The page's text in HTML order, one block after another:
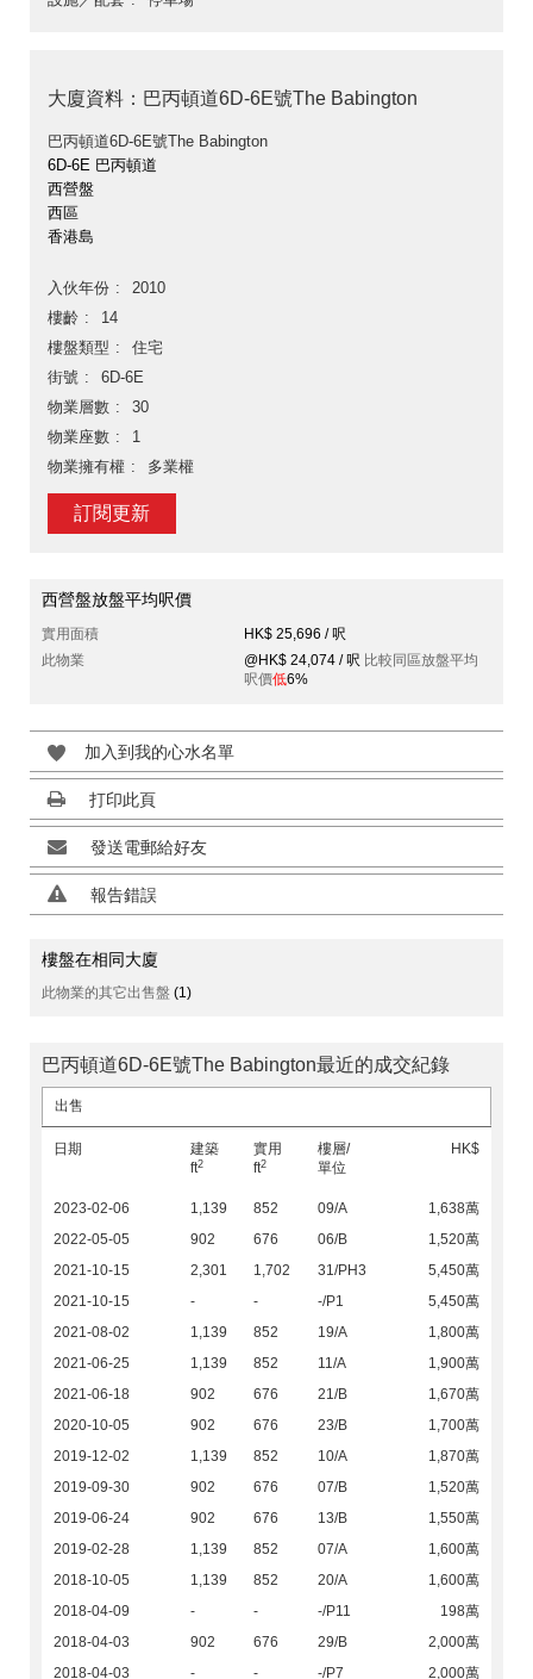
大廈資料：巴丙頓道6D-6E號The Babington
巴丙頓道6D-6E號The Babington
6D-6E 巴丙頓道
西營盤
西區
香港島
入伙年份
2010
樓齡
14
樓盤類型
住宅
街號
6D-6E
物業層數
30
物業座數
1
物業擁有權
多業權
訂閱更新
西營盤放盤平均呎價
實用面積
HK$ 25,696 / 呎
此物業
@HK$ 24,074 / 呎 比較同區放盤平均
呎價低6%
加入到我的心水名單
打印此頁
發送電郵給好友
報告錯誤
樓盤在相同大廈
此物業的其它出售盤 (1)
巴丙頓道6D-6E號The Babington最近的成交紀錄
出售
日期
建築
ft2
實用
ft2
樓層/
單位
HK$
2023-02-06 1,139 852 09/A
1,638萬
2022-05-05
902 676 06/B
1,520萬
2021-10-15
2,301 1,702 31/PH3
5,450萬
2021-10-15
- - -/P1
5,450萬
2021-08-02
1,139 852 19/A
1,800萬
2021-06-25
1,139 852 11/A
1,900萬
2021-06-18
902 676 21/B
1,670萬
2020-10-05
902 676 23/B
1,700萬
2019-12-02
1,139 852 10/A
1,870萬
2019-09-30
902 676 07/B
1,520萬
2019-06-24
902 676 13/B
1,550萬
2019-02-28
1,139 852 07/A
1,600萬
2018-10-05
1,139 852 20/A
1,600萬
2018-04-09
- - -/P11
198萬
2018-04-03
902 676 29/B
2,000萬
2018-04-03
- - -/P7 2,000萬